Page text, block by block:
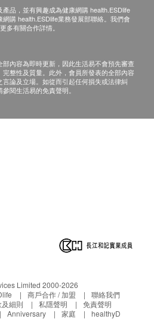
品，並有興趣成為健康網購 health.ESDlife
購 health.ESDlife業務發展部聯絡。我們會
多有關合作詳情。
內容為即時更新，因此生活易不會預先審查
整性及質量。此外，會員所發表的全部內容
論及立場。如從而引起任何損失或法律糾
閱生活易的免責聲明。
Limited 2000-2026
商戶合作 / 加盟
聯絡我們
細則 私隱聲明
免責聲明
Anniversary 家庭
healthyD